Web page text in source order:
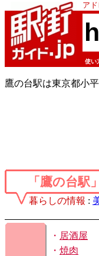
ア
使い
鷹の台駅は東京都小
「鷹の台駅
暮らしの情報 :
・ 居酒屋
・ 焼肉